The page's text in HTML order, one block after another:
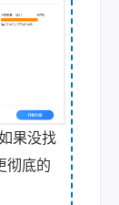
果没找
彻底的